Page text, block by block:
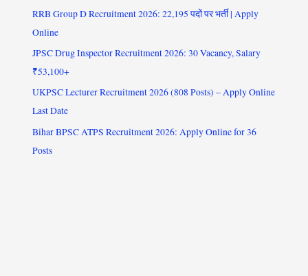
RRB Group D Recruitment 2026: 22,195 पदों पर भर्ती | Apply
Online
JPSC Drug Inspector Recruitment 2026: 30 Vacancy, Salary
₹53,100+
UKPSC Lecturer Recruitment 2026 (808 Posts) – Apply Online
Last Date
Bihar BPSC ATPS Recruitment 2026: Apply Online for 36
Posts